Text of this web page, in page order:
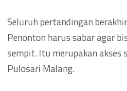
Seluruh pertandingan
Penonton harus sabar agar
sempit. Itu merupakan akses
Pulosari Malang.